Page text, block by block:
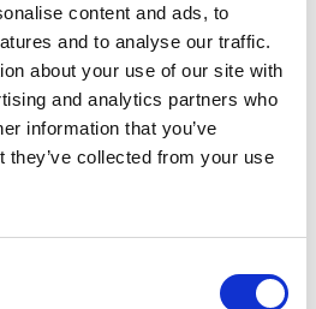
content and ads, to
and to analyse our traffic.
about your use of our site with
and analytics partners who
information that you’ve
they’ve collected from your use